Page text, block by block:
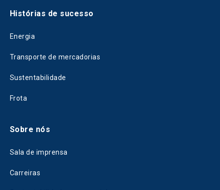
Histórias de sucesso
Energia
Transporte de mercadorias
Sustentabilidade
Frota
Sobre nós
Sala de imprensa
Carreiras